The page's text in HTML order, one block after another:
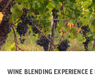
WINE BLENDING EXPERIENCE E